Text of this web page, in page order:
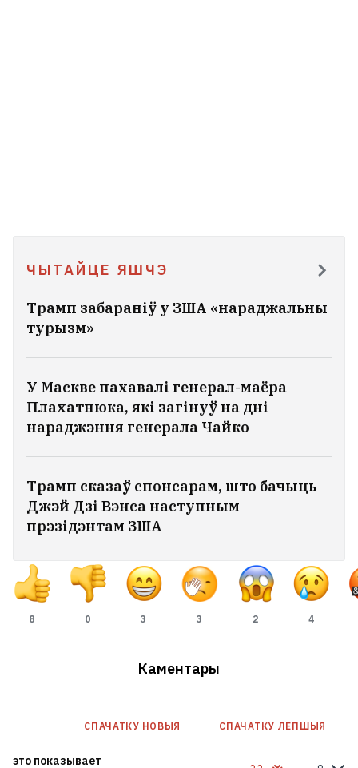
ЧЫТАЙЦЕ ЯШЧЭ
Трамп забараніў у ЗША «нараджальны
турызм»
У Маскве пахавалі генерал-маёра
Плахатнюка, які загінуў на дні
нараджэння генерала Чайко
Трамп сказаў спонсарам, што бачыць
Джэй Дзі Вэнса наступным
прэзідэнтам ЗША
8 0 3 3 2 4
Каментары
СПАЧАТКУ НОВЫЯ СПАЧАТКУ ЛЕПШЫЯ
это показывает